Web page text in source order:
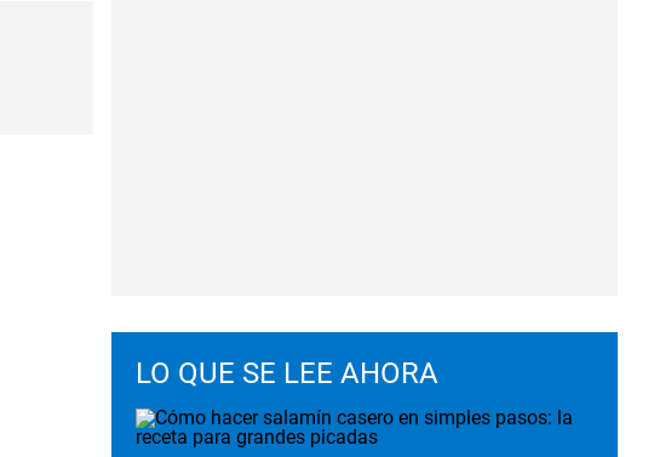
LO QUE SE LEE AHORA